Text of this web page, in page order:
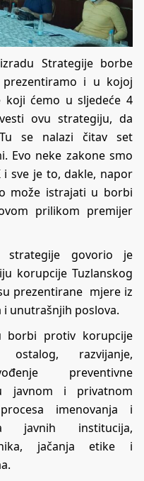
Strategije borbe
i u kojoj
koji ćemo u sljedeće 4
ovu strategiju, da
se nalazi čitav set
Evo neke zakone smo
sve je to, dakle, napor
može istrajati u borbi
prilikom premijer
strategije govorio je
korupcije Tuzlanskog
prezentirane mjere iz
unutrašnjih poslova.
borbi protiv korupcije
razvijanje,
preventivne
javnom i privatnom
imenovanja i
javnih institucija,
jačanja etike i